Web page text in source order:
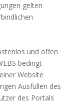
gelten
und offen
bedingt
Website
Ausfüllen des
des Portals